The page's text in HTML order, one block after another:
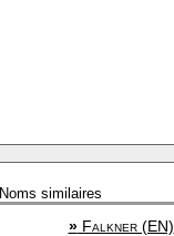
Noms similaires
»Falkner (EN)